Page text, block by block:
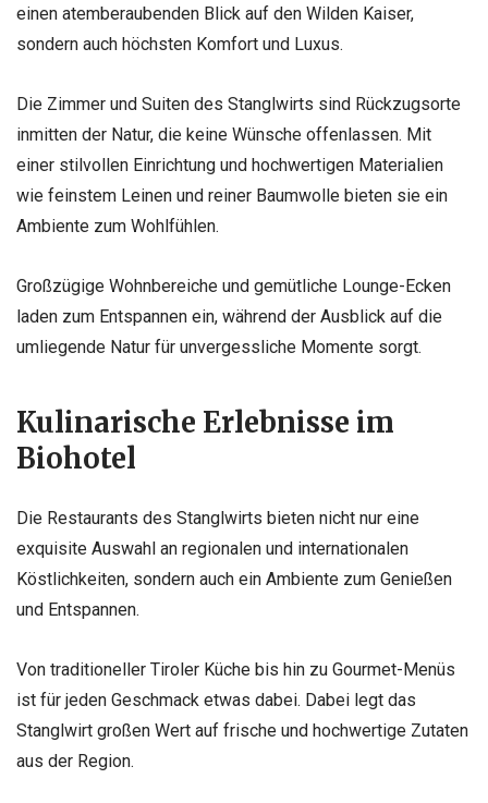
einen atemberaubenden Blick auf den Wilden Kaiser,
sondern auch höchsten Komfort und Luxus.
Die Zimmer und Suiten des Stanglwirts sind Rückzugsorte
inmitten der Natur, die keine Wünsche offenlassen. Mit
einer stilvollen Einrichtung und hochwertigen Materialien
wie feinstem Leinen und reiner Baumwolle bieten sie ein
Ambiente zum Wohlfühlen.
Großzügige Wohnbereiche und gemütliche Lounge-Ecken
laden zum Entspannen ein, während der Ausblick auf die
umliegende Natur für unvergessliche Momente sorgt.
Kulinarische Erlebnisse im
Biohotel
Die Restaurants des Stanglwirts bieten nicht nur eine
exquisite Auswahl an regionalen und internationalen
Köstlichkeiten, sondern auch ein Ambiente zum Genießen
und Entspannen.
Von traditioneller Tiroler Küche bis hin zu Gourmet-Menüs
ist für jeden Geschmack etwas dabei. Dabei legt das
Stanglwirt großen Wert auf frische und hochwertige Zutaten
aus der Region.